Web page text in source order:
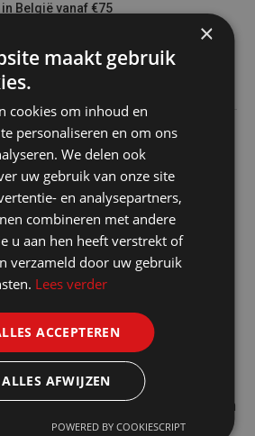
België vanaf €75
TREDEN + 2 STAB
vuile handen en corrosie van
(80 cm) met
wegglijden
stand of rechte ladder
2,7 x 2,7 x 30 cm
te plooien, ideaal om op te bergen en
×
maakt gebruik
cookies om inhoud en
personaliseren en om ons
We delen ook
uw gebruik van onze site
en analysepartners,
combineren met andere
u aan hen heeft verstrekt of
verzameld door uw gebruik
Lees verder
ACCEPTEREN
ALLES AFWIJZEN
POWERED BY COOKIESCRIPT